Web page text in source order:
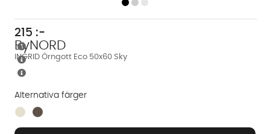
INGRID Örngott Eco 50x60 Sky
ByNORD
215 :-
Alternativa färger
Finns även i dessa färger: